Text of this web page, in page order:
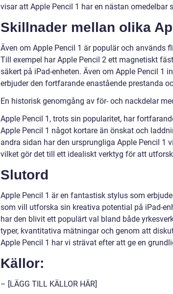
visar att Apple Pencil 1 har en nästan
Skillnader mellan olika
Även om Apple Pencil 1 är populär och används
Till exempel har Apple Pencil 2 ett magnetiskt
säkert på iPad-enheten. Även om Apple Pencil 1
erbjuder den fortfarande enastående prestanda
En historisk genomgång av för- och nackdelar
Apple Pencil 1, trots sin popularitet, har
Apple Pencil 1 något kortare än önskat och
andra sidan har den ursprungliga Apple Pencil
vilket gör det till ett idealiskt verktyg för att
Slutord
Apple Pencil 1 är en fantastisk stylus som
som vill utforska sin kreativa potential på iPad-
har den blivit ett populärt val bland både
typer, kvantitativa mätningar och genom att
Apple Pencil 1 har vi strävat efter att ge en
Källor:
– [LÄGG TILL KÄLLOR HÄR]